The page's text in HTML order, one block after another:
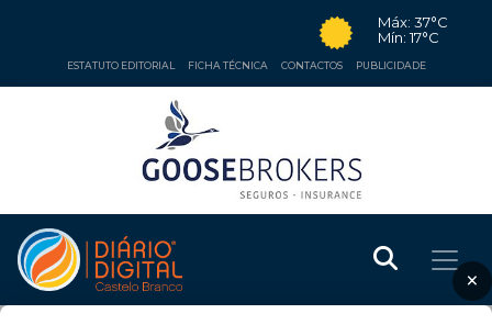
Máx: 37°C
Mín: 17°C
ESTATUTO EDITORIAL FICHA TÉCNICA CONTACTOS PUBLICIDADE
×